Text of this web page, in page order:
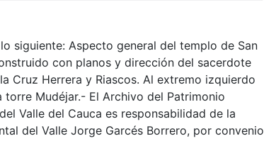
siguiente: Aspecto general del templo de San
con planos y dirección del sacerdote
Cruz Herrera y Riascos. Al extremo izquierdo
torre Mudéjar.- El Archivo del Patrimonio
Valle del Cauca es responsabilidad de la
del Valle Jorge Garcés Borrero, por convenio